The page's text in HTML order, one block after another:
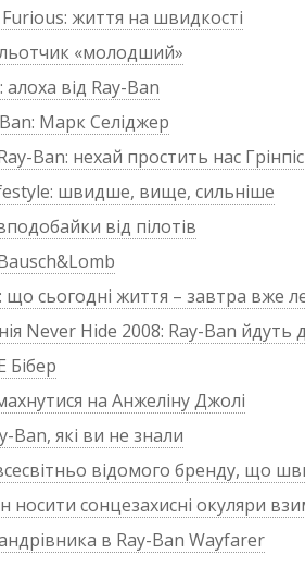
життя на швидкості
«молодший»
від Ray-Ban
Марк Селіджер
Ban: нехай простить нас Грінпіс
швидше, вище, сильніше
від пілотів
що сьогодні життя – завтра вже
Never Hide 2008: Ray-Ban йдуть
Бібер
на Анжеліну Джолі
Ban, які ви не знали
всесвітньо відомого бренду, що
носити сонцезахисні окуляри
в Ray-Ban Wayfarer